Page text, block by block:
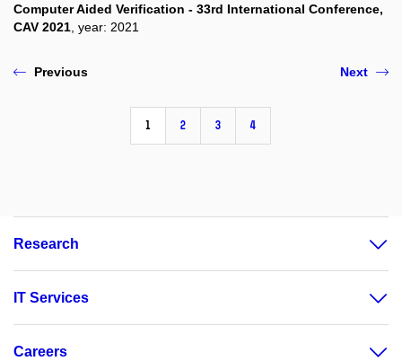
Computer Aided Verification - 33rd International Conference,
CAV 2021, year: 2021
Previous
1 2 3 4
Next
Research
IT Services
Careers